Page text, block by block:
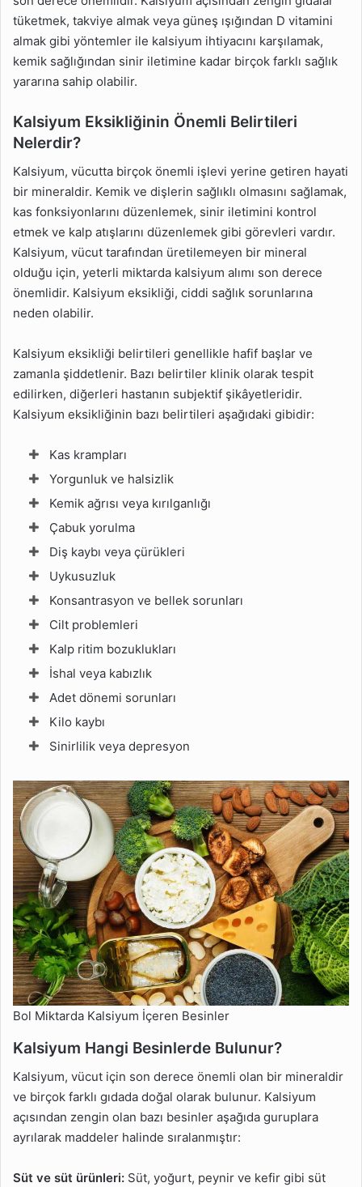
tüketmek, takviye almak veya güneş ışığından D vitamini
almak gibi yöntemler ile kalsiyum ihtiyacını karşılamak,
kemik sağlığından sinir iletimine kadar birçok farklı sağlık
yararına sahip olabilir.
Kalsiyum Eksikliğinin Önemli Belirtileri
Nelerdir?
Kalsiyum, vücutta birçok önemli işlevi yerine getiren hayati
bir mineraldir. Kemik ve dişlerin sağlıklı olmasını sağlamak,
kas fonksiyonlarını düzenlemek, sinir iletimini kontrol
etmek ve kalp atışlarını düzenlemek gibi görevleri vardır.
Kalsiyum, vücut tarafından üretilemeyen bir mineral
olduğu için, yeterli miktarda kalsiyum alımı son derece
önemlidir. Kalsiyum eksikliği, ciddi sağlık sorunlarına
neden olabilir.
Kalsiyum eksikliği belirtileri genellikle hafif başlar ve
zamanla şiddetlenir. Bazı belirtiler klinik olarak tespit
edilirken, diğerleri hastanın subjektif şikâyetleridir.
Kalsiyum eksikliğinin bazı belirtileri aşağıdaki gibidir:
Kas krampları
Yorgunluk ve halsizlik
Kemik ağrısı veya kırılganlığı
Çabuk yorulma
Diş kaybı veya çürükleri
Uykusuzluk
Konsantrasyon ve bellek sorunları
Cilt problemleri
Kalp ritim bozuklukları
İshal veya kabızlık
Adet dönemi sorunları
Kilo kaybı
Sinirlilik veya depresyon
Bol Miktarda Kalsiyum İçeren Besinler
Kalsiyum Hangi Besinlerde Bulunur?
Kalsiyum, vücut için son derece önemli olan bir mineraldir
ve birçok farklı gıdada doğal olarak bulunur. Kalsiyum
açısından zengin olan bazı besinler aşağıda guruplara
ayrılarak maddeler halinde sıralanmıştır:
Süt ve süt ürünleri: Süt, yoğurt, peynir ve kefir gibi süt